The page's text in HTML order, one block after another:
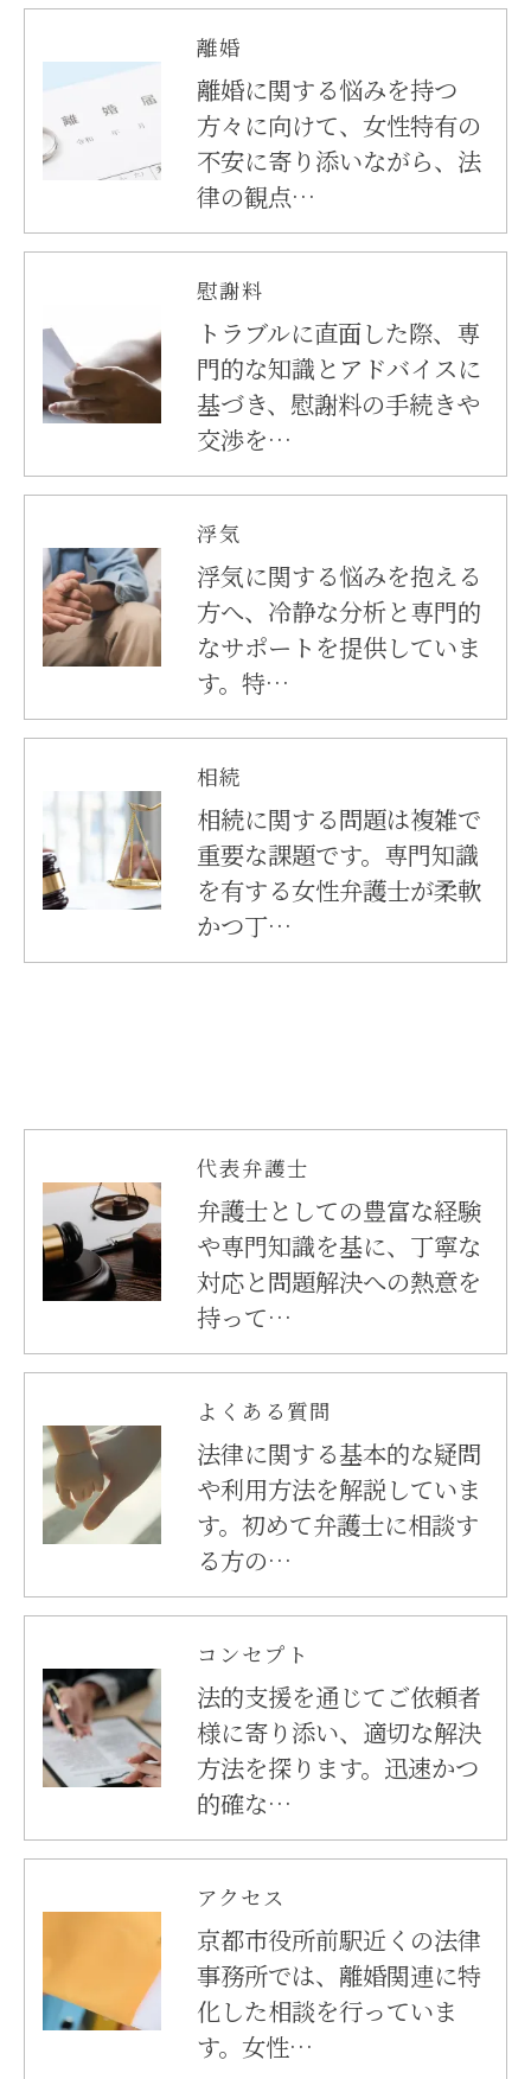
離婚
離婚に関する悩みを持つ
方々に向けて、女性特有の
不安に寄り添いながら、法
律の観点…
慰謝料
トラブルに直面した際、専
門的な知識とアドバイスに
基づき、慰謝料の手続きや
交渉を…
浮気
浮気に関する悩みを抱える
方へ、冷静な分析と専門的
なサポートを提供していま
す。特…
相続
相続に関する問題は複雑で
重要な課題です。専門知識
を有する女性弁護士が柔軟
かつ丁…
代表弁護士
弁護士としての豊富な経験
や専門知識を基に、丁寧な
対応と問題解決への熱意を
持って…
よくある質問
法律に関する基本的な疑問
や利用方法を解説していま
す。初めて弁護士に相談す
る方の…
コンセプト
法的支援を通じてご依頼者
様に寄り添い、適切な解決
方法を探ります。迅速かつ
的確な…
アクセス
京都市役所前駅近くの法律
事務所では、離婚関連に特
化した相談を行っていま
す。女性…